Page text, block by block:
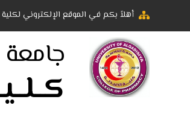
أهلاً بكم في الموقع الإلكتروني